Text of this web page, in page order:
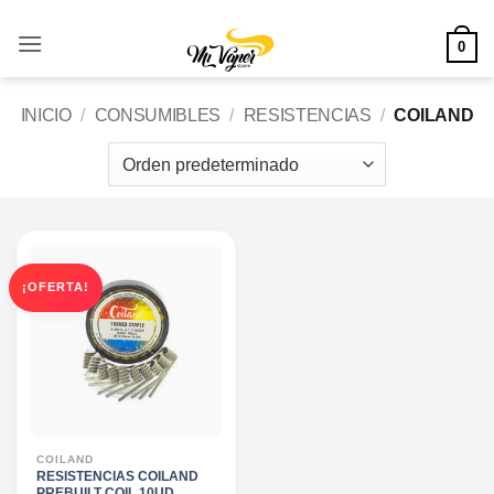
0
INICIO / CONSUMIBLES / RESISTENCIAS / COILAND
¡OFERTA!
COILAND
RESISTENCIAS COILAND